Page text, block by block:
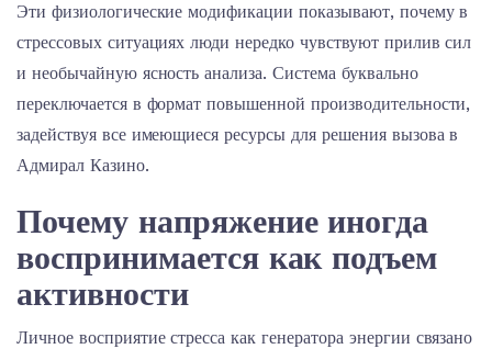
Эти физиологические модификации показывают, почему в
стрессовых ситуациях люди нередко чувствуют прилив сил
и необычайную ясность анализа. Система буквально
переключается в формат повышенной производительности,
задействуя все имеющиеся ресурсы для решения вызова в
Адмирал Казино.
Почему напряжение иногда
воспринимается как подъем
активности
Личное восприятие стресса как генератора энергии связано